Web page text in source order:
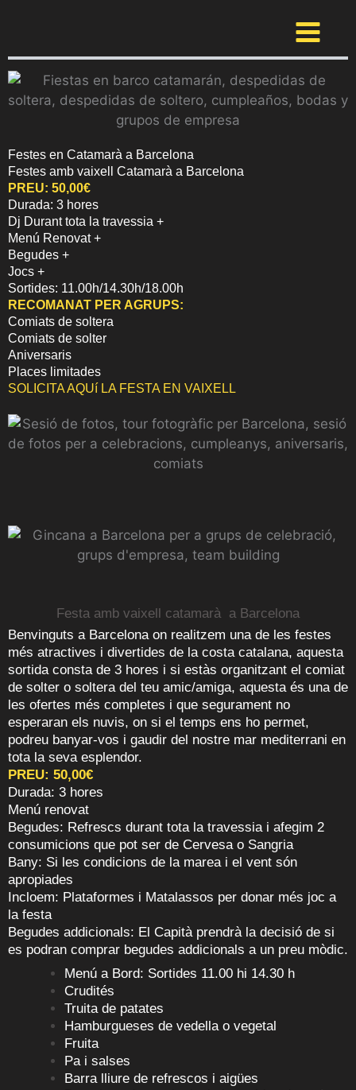
Festes en Catamarà a Barcelona
Festes amb vaixell Catamarà a Barcelona
PREU: 50,00€
Durada: 3 hores
Dj Durant tota la travessia +
Menú Renovat +
Begudes +
Jocs +
Sortides: 11.00h/14.30h/18.00h
RECOMANAT PER AGRUPS:
Comiats de soltera
Comiats de solter
Aniversaris
Places limitades
SOLICITA AQUí LA FESTA EN VAIXELL
Festa amb vaixell catamarà a Barcelona
Benvinguts a Barcelona on realitzem una de les festes
més atractives i divertides de la costa catalana, aquesta
sortida consta de 3 hores i si estàs organitzant el comiat
de solter o soltera del teu amic/amiga, aquesta és una de
les ofertes més completes i que segurament no
esperaran els nuvis, on si el temps ens ho permet,
podreu banyar-vos i gaudir del nostre mar mediterrani en
tota la seva esplendor.
PREU: 50,00€
Durada: 3 hores
Menú renovat
Begudes: Refrescs durant tota la travessia i afegim 2
consumicions que pot ser de Cervesa o Sangria
Bany: Si les condicions de la marea i el vent són
apropiades
Incloem: Plataformes i Matalassos per donar més joc a
la festa
Begudes addicionals: El Capità prendrà la decisió de si
es podran comprar begudes addicionals a un preu mòdic.
Menú a Bord: Sortides 11.00 hi 14.30 h
Crudités
Truita de patates
Hamburgueses de vedella o vegetal
Fruita
Pa i salses
Barra lliure de refrescos i aigües